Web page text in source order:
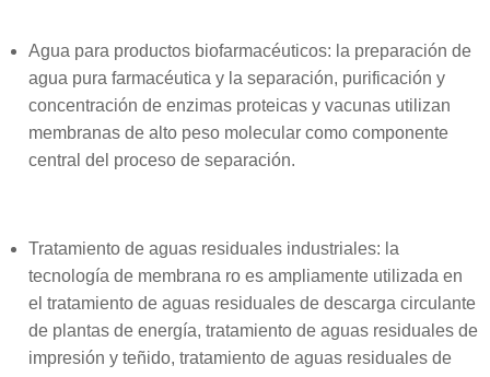
Agua para productos biofarmacéuticos: la preparación de
agua pura farmacéutica y la separación, purificación y
concentración de enzimas proteicas y vacunas utilizan
membranas de alto peso molecular como componente
central del proceso de separación.
Tratamiento de aguas residuales industriales: la
tecnología de membrana ro es ampliamente utilizada en
el tratamiento de aguas residuales de descarga circulante
de plantas de energía, tratamiento de aguas residuales de
impresión y teñido, tratamiento de aguas residuales de